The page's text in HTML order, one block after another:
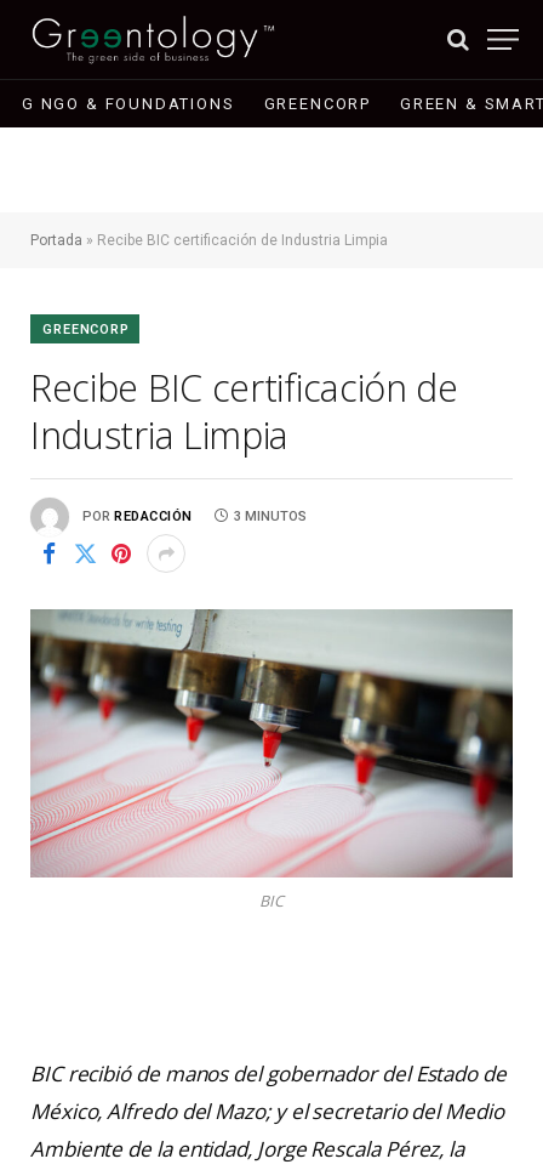
G NGO & FOUNDATIONS GREENCORP GREEN &
Portada » Recibe BIC certificación de Industria Limpia
GREENCORP
Recibe BIC certificación de
Industria Limpia
POR REDACCIÓN 3 MINUTOS
BIC
BIC recibió de manos del gobernador del Estado de
México, Alfredo del Mazo; y el secretario del Medio
Ambiente de la entidad, Jorge Rescala Pérez, la